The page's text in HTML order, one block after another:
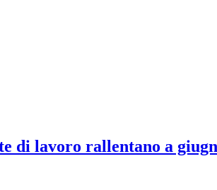
di lavoro rallentano a